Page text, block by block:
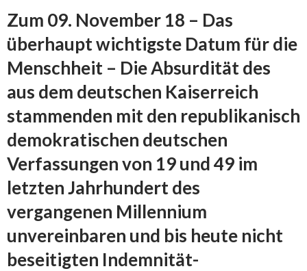
Zum 09. November 18 – Das
überhaupt wichtigste Datum für die
Menschheit – Die Absurdität des
aus dem deutschen Kaiserreich
stammenden mit den republikanisch
demokratischen deutschen
Verfassungen von 19 und 49 im
letzten Jahrhundert des
vergangenen Millennium
unvereinbaren und bis heute nicht
beseitigten Indemnität-